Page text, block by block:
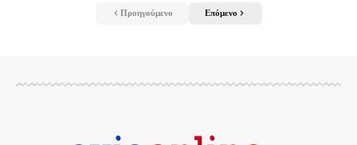
Προηγούμενο Επόμενο